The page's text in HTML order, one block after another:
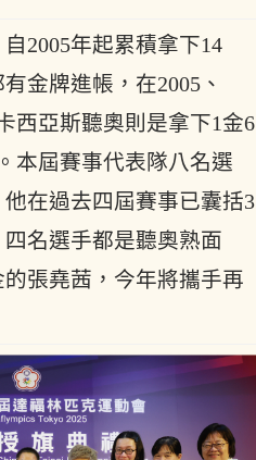
2005年起累積拿下14
金牌進帳，在2005、
西亞斯聽奧則是拿下1金6
本屆賽事代表隊八名選
在過去四屆賽事已囊括3
名選手都是聽奧熟面
張堯茜，今年將攜手再